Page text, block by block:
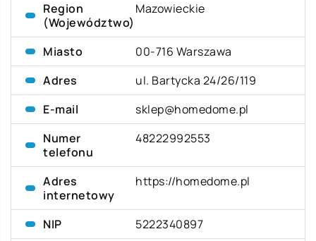
Region
(Województwo)
Mazowieckie
Miasto
00-716 Warszawa
Adres
ul. Bartycka 24/26/119
E-mail
sklep@homedome.pl
Numer
telefonu
48222992553
Adres
internetowy
https://homedome.pl
NIP
5222340897